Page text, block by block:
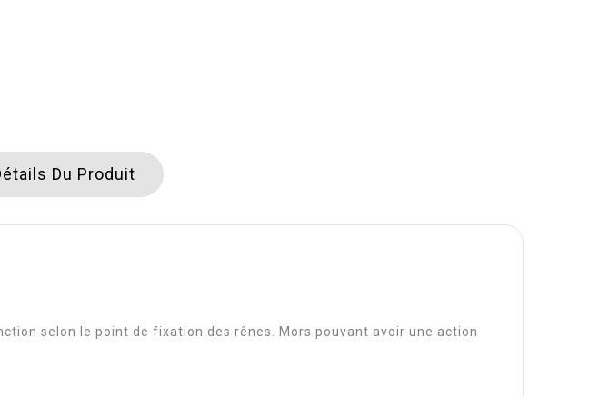
Du Produit
selon le point de fixation des rênes. Mors pouvant avoir une action